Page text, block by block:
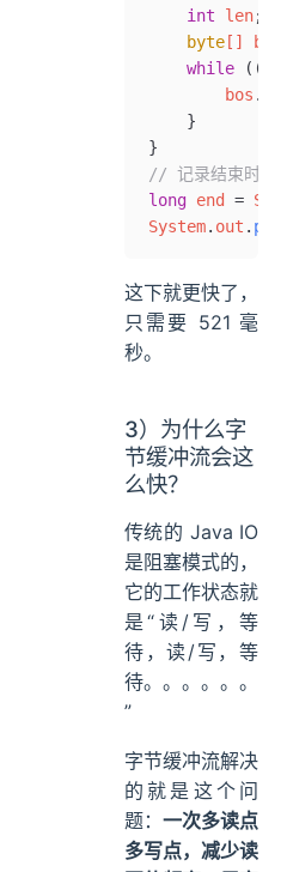
    int
len;
    byte
[]
    while
        bos
.
    }
}
// 记录结束时间
long end =
System. out .
这下就更快了，
只需要 521 毫
秒。
3）为什么字
节缓冲流会这
么快？
传统的 Java IO
是阻塞模式的，
它的工作状态就
是“读/写，等
待，读/写，等
待。。。。。。
”
字节缓冲流解决
的就是这个问
题： 一次多读点
多写点，减少读